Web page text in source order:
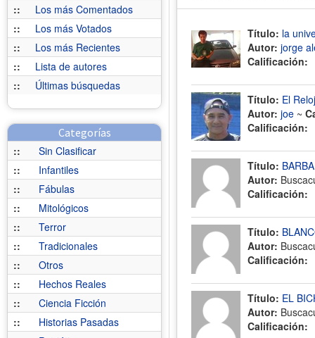
::
Los más Comentados
::
Los más Votados
::
Los más Recientes
::
Lista de autores
::
Últimas búsquedas
Categorías
::
Sin Clasificar
::
Infantiles
::
Fábulas
::
Mitológicos
::
Terror
::
Tradicionales
::
Otros
::
Hechos Reales
::
Ciencia Ficción
::
Historias Pasadas
Título: la
Autor: jorge
Calificación:
Título: El Reloj
Autor: joe ~
Calificación:
Título:
Autor:
Calificación:
Título:
Autor:
Calificación:
Título: EL
Autor:
Calificación: